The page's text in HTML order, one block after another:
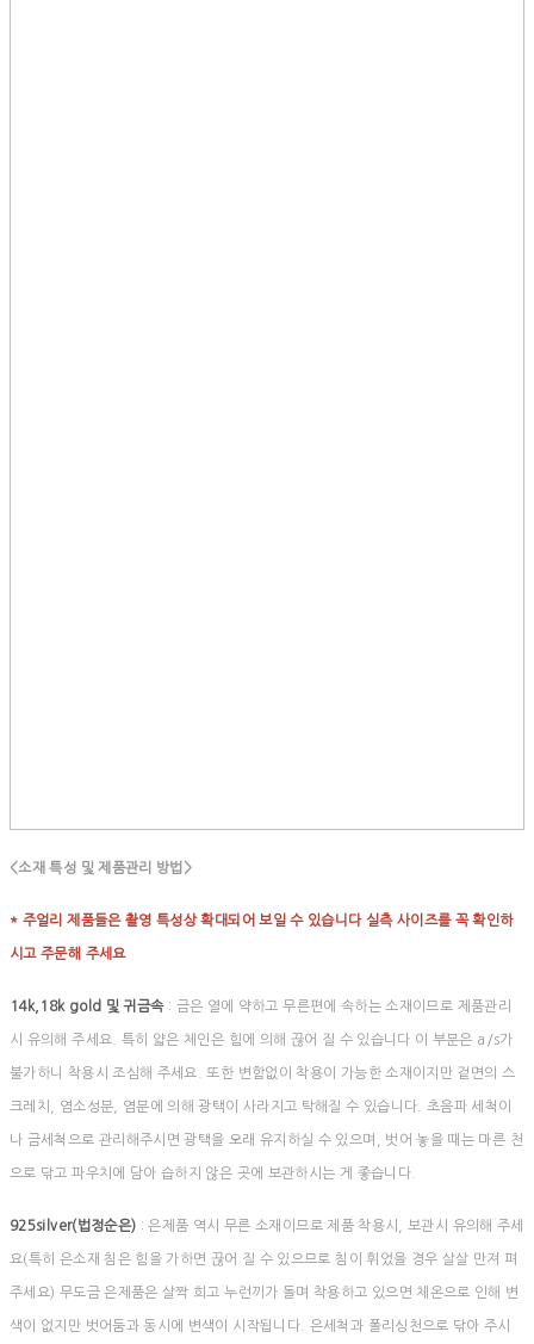
<소재 특성 및 제품관리 방법>
* 주얼리 제품들은 촬영 특성상 확대되어 보일 수 있습니다 실측 사이즈를 꼭 확인하
시고 주문해 주세요
14k,18k gold 및 귀금속: 금은 열에 약하고 무른편에 속하는 소재이므로 제품관리
시 유의해 주세요. 특히 얇은 체인은 힘에 의해 끊어 질 수 있습니다 이 부분은 a/s가
불가하니 착용시 조심해 주세요. 또한 변함없이 착용이 가능한 소재이지만 겉면의 스
크레치, 염소성분, 염분에 의해 광택이 사라지고 탁해질 수 있습니다. 초음파 세척이
나 금세척으로 관리해주시면 광택을 오래 유지하실 수 있으며, 벗어 놓을 때는 마른 천
으로 닦고 파우치에 담아 습하지 않은 곳에 보관하시는 게 좋습니다.
925silver(법정순은) : 은제품 역시 무른 소재이므로 제품 착용시, 보관시 유의해 주세
요(특히 은소재 침은 힘을 가하면 끊어 질 수 있으므로 침이 휘었을 경우 살살 만져 펴
주세요) 무도금 은제품은 살짝 희고 누런끼가 돌며 착용하고 있으면 체온으로 인해 변
색이 없지만 벗어둠과 동시에 변색이 시작됩니다. 은세척과 폴리싱천으로 닦아 주시